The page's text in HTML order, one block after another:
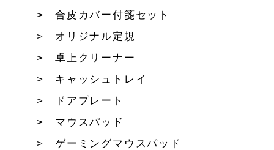
合皮カバー付箋セット
オリジナル定規
卓上クリーナー
キャッシュトレイ
ドアプレート
マウスパッド
ゲーミングマウスパッド